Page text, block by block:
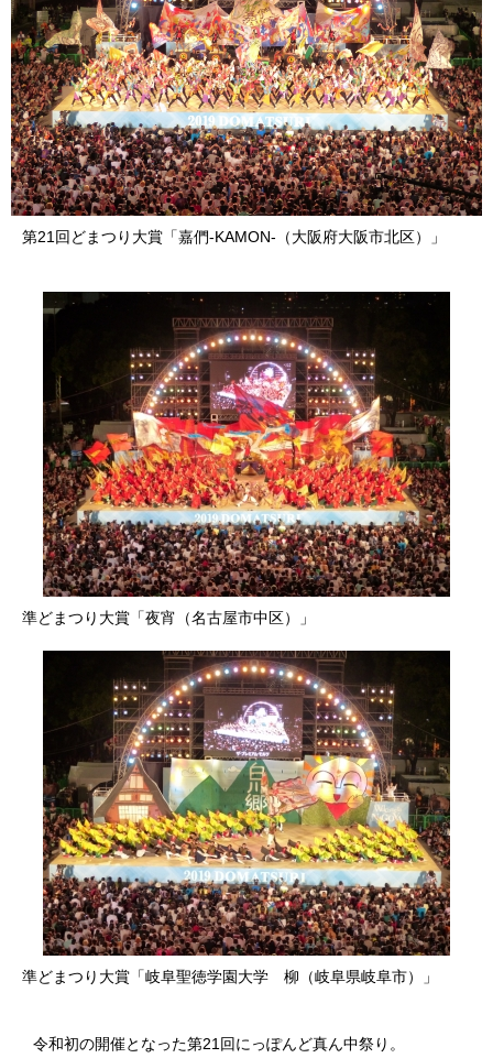
第21回どまつり大賞「嘉們-KAMON-（大阪府大阪市北区）」
準どまつり大賞「夜宵（名古屋市中区）」
準どまつり大賞「岐阜聖徳学園大学 柳（岐阜県岐阜市）」
令和初の開催となった第21回にっぽんど真ん中祭り。